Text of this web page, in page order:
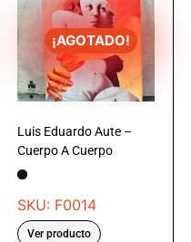
¡AGOTADO!
Luis Eduardo Aute –
Cuerpo A Cuerpo
SKU: F0014
Ver producto